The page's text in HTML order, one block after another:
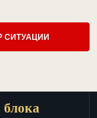
СИТУАЦИИ
блока